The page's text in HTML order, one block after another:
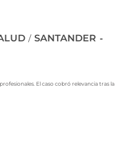
/ SANTANDER
El caso cobró relevancia tras la